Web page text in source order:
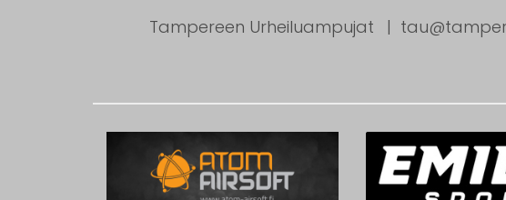
Tampereen Urheiluampujat